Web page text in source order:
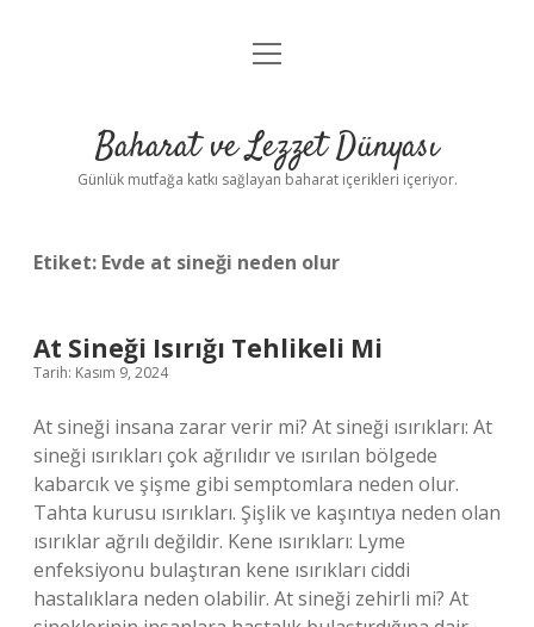
Anasayfa
Yasal Uyarı
menüyü
Baharat ve Lezzet Dünyası
Günlük mutfağa katkı sağlayan baharat içerikleri içeriyor.
Etiket: Evde at sineği neden olur
At Sineği Isırığı Tehlikeli Mi
Tarih: Kasım 9, 2024
At sineği insana zarar verir mi? At sineği ısırıkları: At
sineği ısırıkları çok ağrılıdır ve ısırılan bölgede
kabarcık ve şişme gibi semptomlara neden olur.
Tahta kurusu ısırıkları. Şişlik ve kaşıntıya neden olan
ısırıklar ağrılı değildir. Kene ısırıkları: Lyme
enfeksiyonu bulaştıran kene ısırıkları ciddi
hastalıklara neden olabilir. At sineği zehirli mi? At